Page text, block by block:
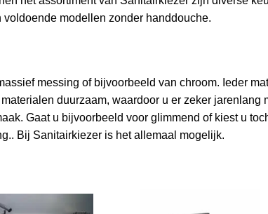
modellen zonder handdouche.
messing of bijvoorbeeld van chroom. Ieder
duurzaam, waardoor u er zeker jarenlang
Gaat u bijvoorbeeld voor glimmend of kiest u
Bij Sanitairkiezer is het allemaal mogelijk.